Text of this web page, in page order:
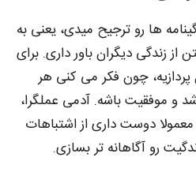
ها رو ترجیح میدی، یعنی به
از زندگی دیگران باور داری. برای
چون فکر می‌ کنی هر
و موفقیت باشه. آدمی عملگرا،
دوست داری از اشتباهات
رو آگاهانه‌ تر بسازی.